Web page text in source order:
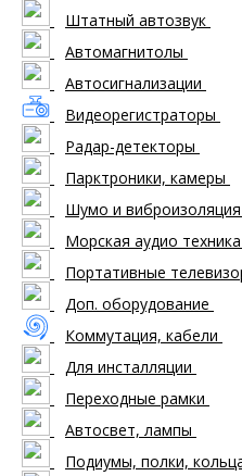
Штатный автозвук
Автомагнитолы
Автосигнализации
Видеорегистраторы
Радар-детекторы
Парктроники, камеры
Шумо и виброизоляция
Морская аудио техника
Портативные
Доп. оборудование
Коммутация, кабели
Для инсталляции
Переходные рамки
Автосвет, лампы
Подиумы, полки,